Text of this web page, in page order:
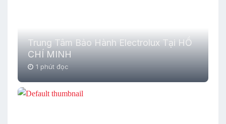
Trung Tâm Bảo Hành Electrolux Tại HỒ
CHÍ MINH
1 phút đọc